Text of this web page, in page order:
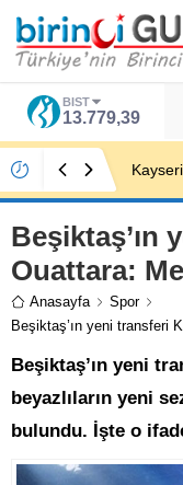
BIST
13.779,39
Beşiktaş’ın
Ouattara:
Anasayfa
Spor
Beşiktaş’ın yeni transferi
Beşiktaş’ın yeni
beyazlıların yeni
bulundu. İşte o